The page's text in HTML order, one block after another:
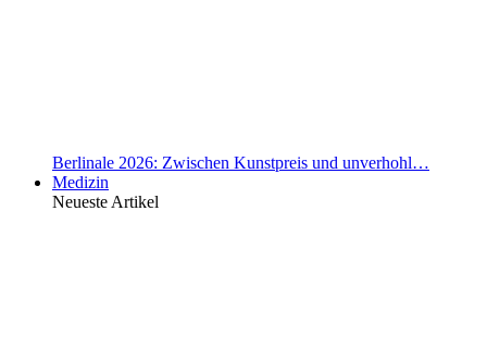
Berlinale 2026: Zwischen Kunstpreis und unverhohl…
Medizin
Neueste Artikel